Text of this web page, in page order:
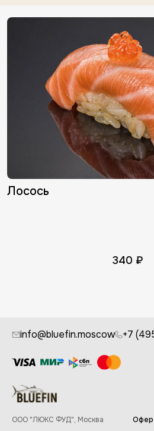
Лосось
340 ₽
info@bluefin.moscow +7
ООО "ЛЮКС ФУД", Москва
Мин. сумма заказа